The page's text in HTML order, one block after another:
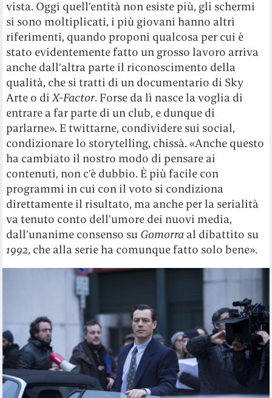
vista. Oggi quell’entità non esiste più, gli schermi
si sono moltiplicati, i più giovani hanno altri
riferimenti, quando proponi qualcosa per cui è
stato evidentemente fatto un grosso lavoro arriva
anche dall’altra parte il riconoscimento della
qualità, che si tratti di un documentario di Sky
Arte o diX-Factor. Forse da lì nasce la voglia di
entrare a far parte di un club, e dunque di
parlarne». E twittarne, condividere sui social,
condizionare lo storytelling, chissà. «Anche questo
ha cambiato il nostro modo di pensare ai
contenuti, non c’è dubbio. È più facile con
programmi in cui con il voto si condiziona
direttamente il risultato, ma anche per la serialità
va tenuto conto dell’umore dei nuovi media,
dall’unanime consenso su Gomorra al dibattito su
1992, che alla serie ha comunque fatto solo bene».